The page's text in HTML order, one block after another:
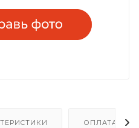
ОПЛАТА И